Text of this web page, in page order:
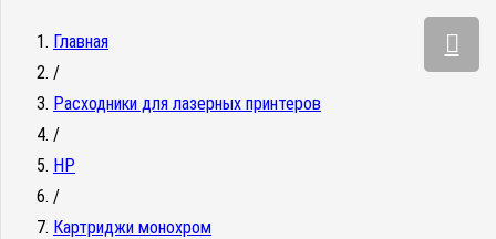
Главная
/
Расходники для лазерных принтеров
/
HP
/
Картриджи монохром